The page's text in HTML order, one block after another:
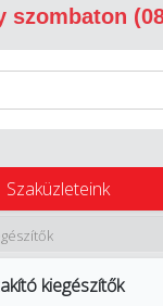
Szaküzleteink
kiegészítők